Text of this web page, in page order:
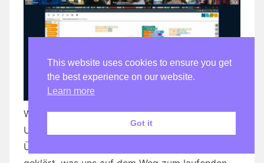
Wir suchen. Wir fragen nach. Wir vermuten
Ursachen und verwerfen sie wieder. Das
Übliche. Erfolgsmeldung: Wir haben alles
This website uses cookies to ensure you get
the best experience on our website.
Learn more
Got it